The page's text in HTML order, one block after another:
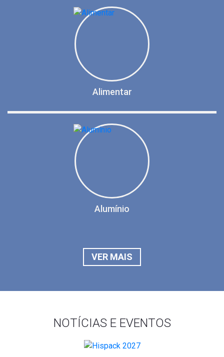
Alimentar
Alumínio
VER MAIS
NOTÍCIAS E EVENTOS